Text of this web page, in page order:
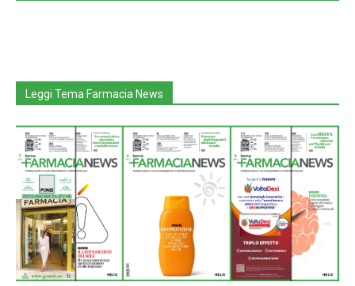
Leggi Tema Farmacia News